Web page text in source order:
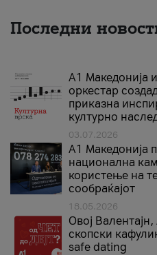
Последни
А1 Македонија
оркестар
приказна
културно
03.07.2026
A1 Македонија
национална
користење на
сообраќајот
18.05.2026
Овој
скопски
safe dating